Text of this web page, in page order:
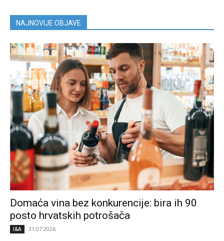
NAJNOVIJE OBJAVE
Domaća vina bez konkurencije: bira ih 90
posto hrvatskih potrošača
I&A 31.07.2026.